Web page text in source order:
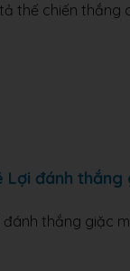
thế chiến
đánh thắng
thắng giặc